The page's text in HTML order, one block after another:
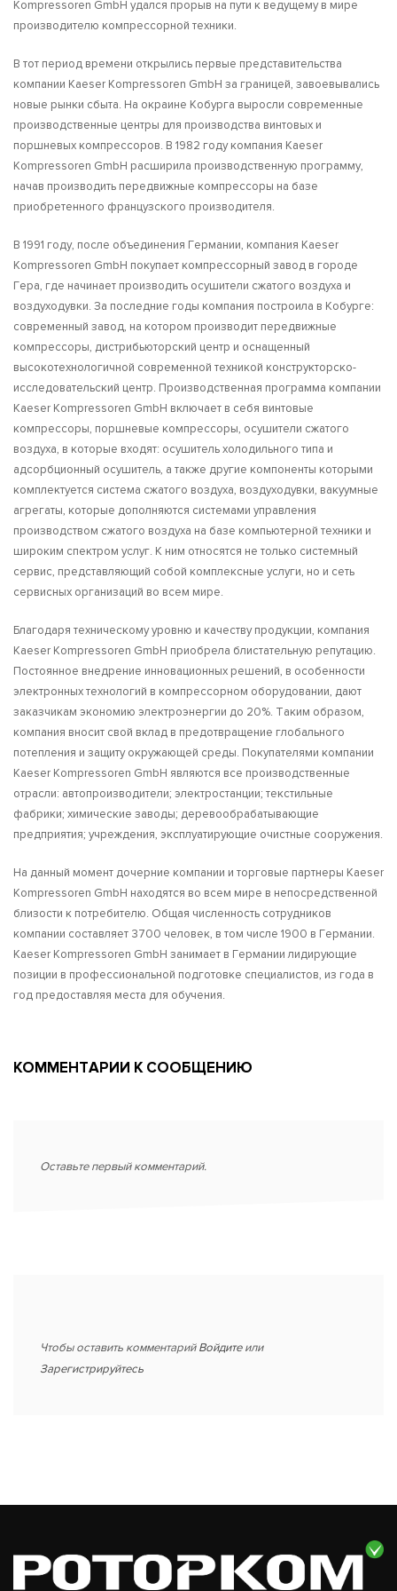
Kompressoren GmbH удался прорыв на пути к ведущему в мире
производителю компрессорной техники.
В тот период времени открылись первые представительства
компании Kaeser Kompressoren GmbH за границей, завоевывались
новые рынки сбыта. На окраине Кобурга выросли современные
производственные центры для производства винтовых и
поршневых компрессоров. В 1982 году компания Kaeser
Kompressoren GmbH расширила производственную программу,
начав производить передвижные компрессоры на базе
приобретенного французского производителя.
В 1991 году, после объединения Германии, компания Kaeser
Kompressoren GmbH покупает компрессорный завод в городе
Гера, где начинает производить осушители сжатого воздуха и
воздуходувки. За последние годы компания построила в Кобурге:
современный завод, на котором производит передвижные
компрессоры, дистрибьюторский центр и оснащенный
высокотехнологичной современной техникой конструкторско-
исследовательский центр. Производственная программа компании
Kaeser Kompressoren GmbH включает в себя винтовые
компрессоры, поршневые компрессоры, осушители сжатого
воздуха, в которые входят: осушитель холодильного типа и
адсорбционный осушитель, а также другие компоненты которыми
комплектуется система сжатого воздуха, воздуходувки, вакуумные
агрегаты, которые дополняются системами управления
производством сжатого воздуха на базе компьютерной техники и
широким спектром услуг. К ним относятся не только системный
сервис, представляющий собой комплексные услуги, но и сеть
сервисных организаций во всем мире.
Благодаря техническому уровню и качеству продукции, компания
Kaeser Kompressoren GmbH приобрела блистательную репутацию.
Постоянное внедрение инновационных решений, в особенности
электронных технологий в компрессорном оборудовании, дают
заказчикам экономию электроэнергии до 20%. Таким образом,
компания вносит свой вклад в предотвращение глобального
потепления и защиту окружающей среды. Покупателями компании
Kaeser Kompressoren GmbH являются все производственные
отрасли: автопроизводители; электростанции; текстильные
фабрики; химические заводы; деревообрабатывающие
предприятия; учреждения, эксплуатирующие очистные сооружения.
На данный момент дочерние компании и торговые партнеры Kaeser
Kompressoren GmbH находятся во всем мире в непосредственной
близости к потребителю. Общая численность сотрудников
компании составляет 3700 человек, в том числе 1900 в Германии.
Kaeser Kompressoren GmbH занимает в Германии лидирующие
позиции в профессиональной подготовке специалистов, из года в
год предоставляя места для обучения.
КОММЕНТАРИИ К СООБЩЕНИЮ
Оставьте первый комментарий.
Чтобы оставить комментарийВойдитеили
Зарегистрируйтесь